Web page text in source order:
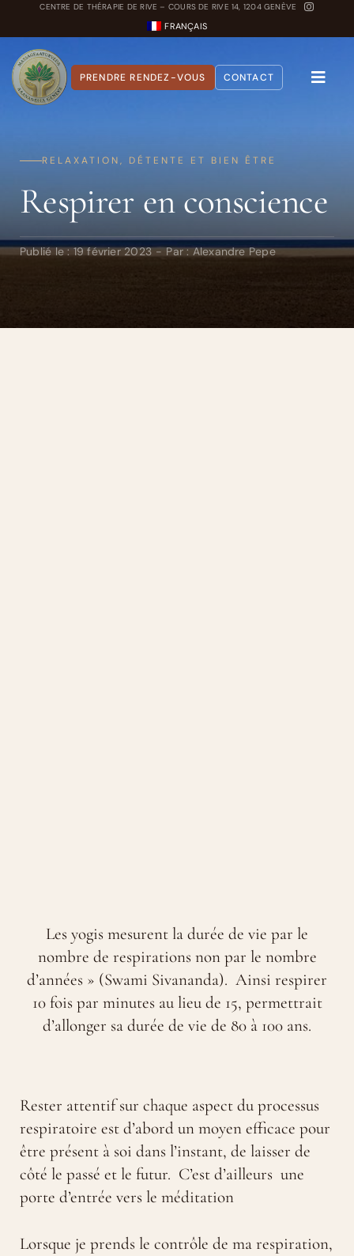
contenu
CENTRE DE THÉRAPIE DE RIVE – COURS DE RIVE 14, 1204 GENÈVE
FRANÇAIS
Toggle
Carnet Ayurvédique
Quiz Dosha
PRENDRE RENDEZ-VOUS CONTACT
RELAXATION, DÉTENTE ET BIEN ÊTRE
Respirer en conscience
Publié le : 19 février 2023 - Par :Alexandre Pepe
Les yogis mesurent la durée de vie par le
nombre de respirations non par le nombre
d’années » (Swami Sivananda). Ainsi respirer
10 fois par minutes au lieu de 15, permettrait
d’allonger sa durée de vie de 80 à 100 ans.
Rester attentif sur chaque aspect du processus
respiratoire est d’abord un moyen efficace pour
être présent à soi dans l’instant, de laisser de
côté le passé et le futur. C’est d’ailleurs une
porte d’entrée vers le méditation
Lorsque je prends le contrôle de ma respiration,